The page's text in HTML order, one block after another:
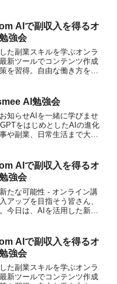
AIを活用したい」「最新の
AIで副収入を得るオ
強会
た副業スキルを学ぶオンラ
新ツールでコンテンツ作成
を習得。自由な働き方を目
AI勉強会
知らせAIを一緒に学びませ
をはじめとしたAIの進化
や副業、日常生活まで大き
AIを活用したい」「最新の
AIで副収入を得るオ
強会
たな可能性 - オンライン講
アップを目指そう皆さん、
今日は、AIを活用した新し
たちの生活や仕事のあり方
りつ...
AIで副収入を得るオ
強会
た副業スキルを学ぶオンラ
新ツールでコンテンツ作成